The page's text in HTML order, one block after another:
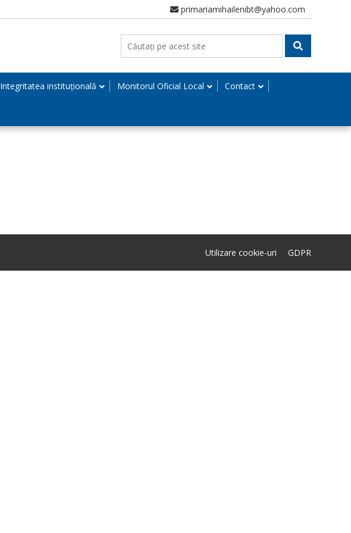
primariamihailenibt@yahoo.com
Integritatea instituțională Monitorul Oficial Local Contact
Utilizare cookie-uri GDPR